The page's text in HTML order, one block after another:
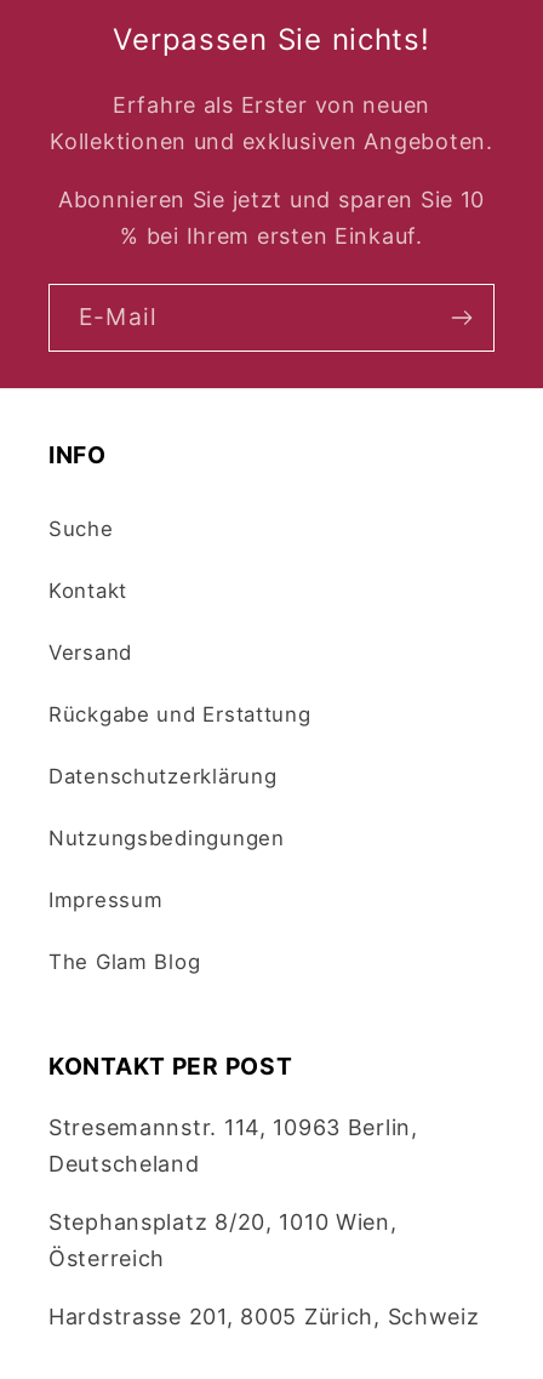
Verpassen Sie nichts!
Erfahre als Erster von neuen
Kollektionen und exklusiven Angeboten.
Abonnieren Sie jetzt und sparen Sie 10
% bei Ihrem ersten Einkauf.
E-Mail
INFO
Suche
Kontakt
Versand
Rückgabe und Erstattung
Datenschutzerklärung
Nutzungsbedingungen
Impressum
The Glam Blog
KONTAKT PER POST
Stresemannstr. 114, 10963 Berlin,
Deutscheland
Stephansplatz 8/20, 1010 Wien,
Österreich
Hardstrasse 201, 8005 Zürich, Schweiz